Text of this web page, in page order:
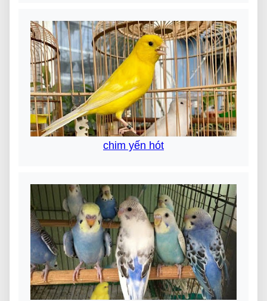
chim yến hót